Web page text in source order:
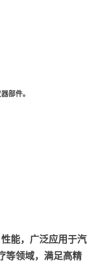
部件。
能，广泛应用于汽
等领域，满足高精